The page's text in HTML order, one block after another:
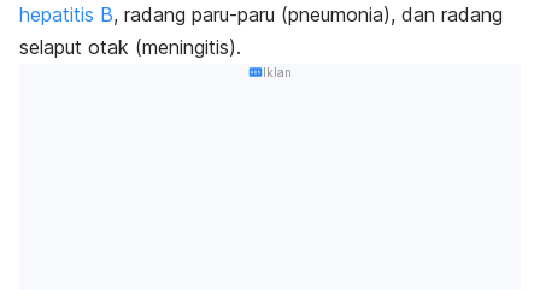
hepatitis B, radang paru-paru (pneumonia), dan radang
selaput otak (meningitis).
Iklan